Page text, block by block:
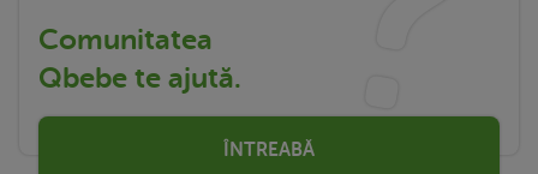
Comunitatea
Qbebe te ajută.
ÎNTREABĂ